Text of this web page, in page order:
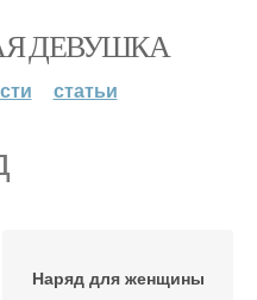
ДЕВУШКА
статьи
Наряд для женщины